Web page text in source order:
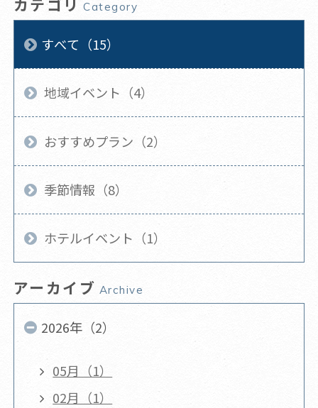
カテゴリ Category
すべて（15）
地域イベント（4）
おすすめプラン（2）
季節情報（8）
ホテルイベント（1）
アーカイブ Archive
2026年（2）
05月（1）
02月（1）